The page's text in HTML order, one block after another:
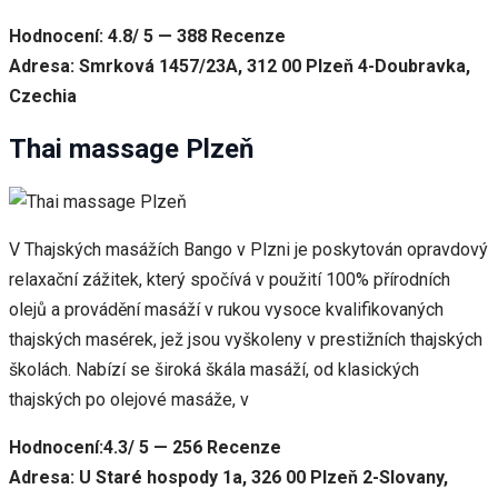
Hodnocení: 4.8/ 5 — 388 Recenze
Adresa: Smrková 1457/23A, 312 00 Plzeň 4-Doubravka,
Czechia
Thai massage Plzeň
V Thajských masážích Bango v Plzni je poskytován opravdový
relaxační zážitek, který spočívá v použití 100% přírodních
olejů a provádění masáží v rukou vysoce kvalifikovaných
thajských masérek, jež jsou vyškoleny v prestižních thajských
školách. Nabízí se široká škála masáží, od klasických
thajských po olejové masáže, v
Hodnocení:4.3/ 5 — 256 Recenze
Adresa: U Staré hospody 1a, 326 00 Plzeň 2-Slovany,